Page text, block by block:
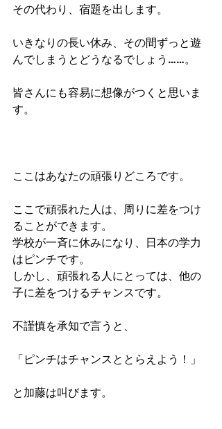
その代わり、宿題を出します。
いきなりの長い休み、その間ずっと遊
んでしまうとどうなるでしょう……。
皆さんにも容易に想像がつくと思いま
す。
ここはあなたの頑張りどころです。
ここで頑張れた人は、周りに差をつけ
ることができます。
学校が一斉に休みになり、日本の学力
はピンチです。
しかし、頑張れる人にとっては、他の
子に差をつけるチャンスです。
不謹慎を承知で言うと、
「ピンチはチャンスととらえよう！」
と加藤は叫びます。